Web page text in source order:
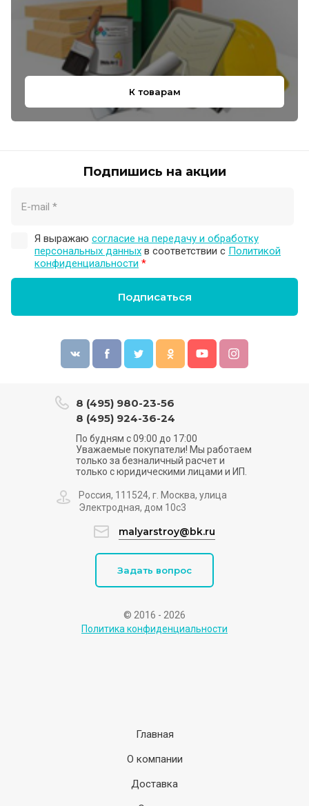
К товарам
Подпишись на акции
Я выражаю согласие на передачу и обработку
персональных данных в соответствии с Политикой
конфиденциальности *
Подписаться
© 2016 - 2026
Политика конфиденциальности
8 (495) 980-23-56
8 (495) 924-36-24
По будням с 09:00 до 17:00
Уважаемые покупатели! Мы работаем
только за безналичный расчет и
только с юридическими лицами и ИП.
Россия, 111524, г. Москва, улица
Электродная, дом 10с3
malyarstroy@bk.ru
Задать вопрос
Главная
О компании
Доставка